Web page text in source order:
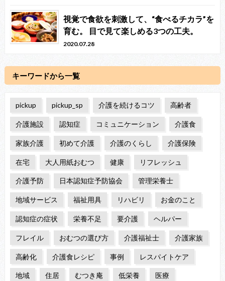
視覚で食欲を刺激して、“食べるチカラ”を
育む。 目で見て楽しめる3つの工夫。
2020.07.28
キーワードから一覧
pickup pickup_sp 介護を続けるコツ 高齢者
介護施設 認知症 コミュニケーション 介護食
家族介護 初めて介護 介護のくらし 介護保険
在宅 大人用紙おむつ 健康 リフレッシュ
介護予防 日本認知症予防協会 管理栄養士
地域サービス 福祉用具 リハビリ お金のこと
認知症の症状 栄養不足 要介護 ヘルパー
フレイル おむつの選び方 介護福祉士 介護家族
高齢化 介護食レシピ 事例 レスパイトケア
地域 住居 むつき庵 低栄養 医療